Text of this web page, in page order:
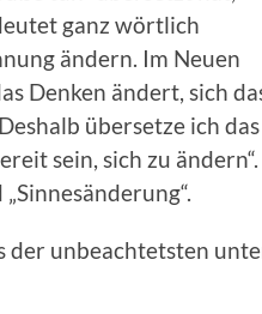
ganz wörtlich
ändern. Im Neuen
Denken ändert, sich
übersetze ich das
sein, sich zu ändern“.
der unbeachtetsten